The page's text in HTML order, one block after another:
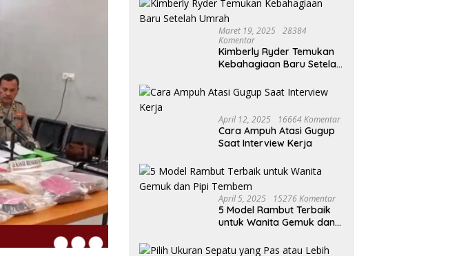
Maret 19, 2025
28384
Komentar
Kimberly Ryder Temukan
Kebahagiaan Baru Setelah
April 12, 2025 16664 Komentar
Cara Ampuh Atasi Gugup
Saat Interview Kerja
April 5, 2025 15276 Komentar
5 Model Rambut Terbaik
untuk Wanita Gemuk dan